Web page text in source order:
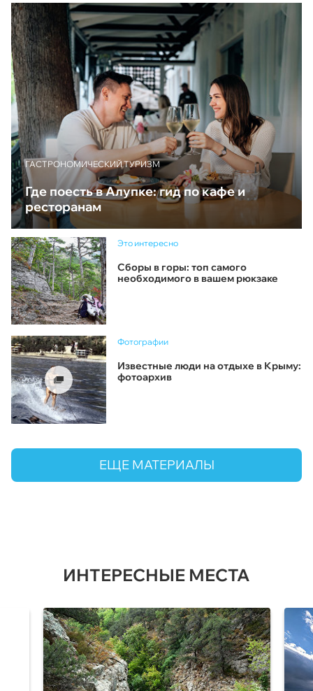
ГАСТРОНОМИЧЕСКИЙ ТУРИЗМ
Где поесть в Алупке: гид по кафе и
ресторанам
Это интересно
Сборы в горы: топ самого
необходимого в вашем рюкзаке
Фотографии
Известные люди на отдыхе в Крыму:
фотоархив
ЕЩЕ МАТЕРИАЛЫ
ИНТЕРЕСНЫЕ МЕСТА